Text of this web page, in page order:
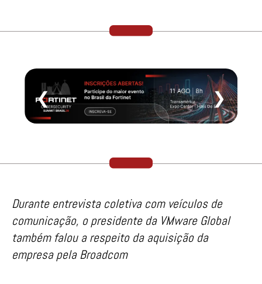
❮ ❯
Durante entrevista coletiva com veículos de
comunicação, o presidente da VMware Global
também falou a respeito da aquisição da
empresa pela Broadcom